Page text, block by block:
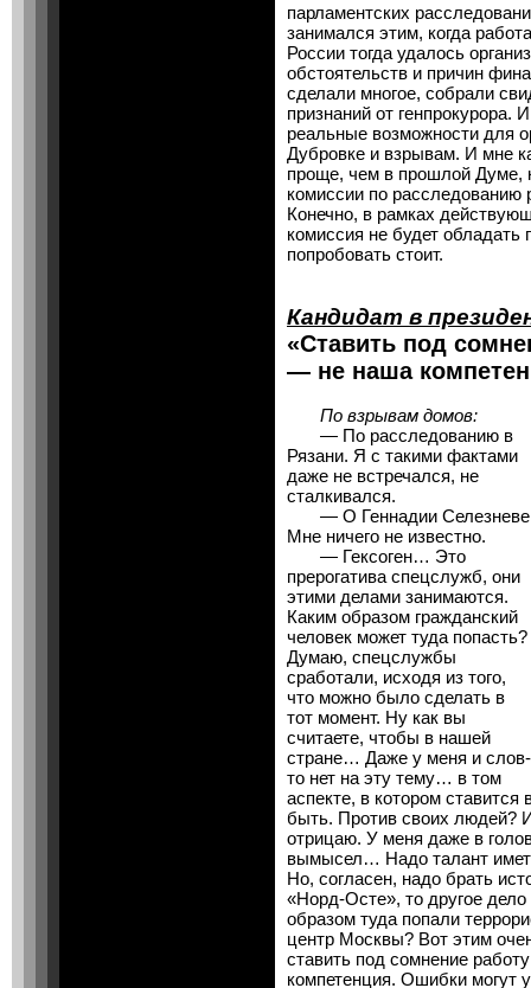
парламентских
занимался этим, когда
России тогда удалось
обстоятельств и причин
сделали многое, собрали
признаний от
реальные возможности для
Дубровке и взрывам. И мне
проще, чем в прошлой Думе,
комиссии по расследованию
Конечно, в рамках
комиссия не будет обладать
попробовать стоит.
Кандидат в
«Ставить под
— не наша
По взрывам домов:
— По расследованию в
Рязани. Я с такими фактами
даже не встречался, не
сталкивался.
— О Геннадии
Мне ничего не известно.
— Гексоген… Это
прерогатива спецслужб, они
этими делами занимаются.
Каким образом гражданский
человек может туда попасть?
Думаю, спецслужбы
сработали, исходя из того,
что можно было сделать в
тот момент. Ну как вы
считаете, чтобы в нашей
стране… Даже у меня и слов-
то нет на эту тему… в том
аспекте, в котором ставится
быть. Против своих людей?
отрицаю. У меня даже в
вымысел… Надо талант
Но, согласен, надо брать
«Норд-Осте», то другое
образом туда попали
центр Москвы? Вот этим
ставить под сомнение
компетенция. Ошибки могут